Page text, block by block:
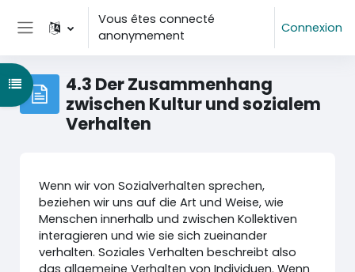
Passer au contenu principal
Panneau latéral
Vous êtes connecté
anonymement
Connexion
4.3 Der Zusammenhang
zwischen Kultur und sozialem
Verhalten
Ouvrir l’index du cours
Wenn wir von Sozialverhalten sprechen,
beziehen wir uns auf die Art und Weise, wie
Menschen innerhalb und zwischen Kollektiven
interagieren und wie sie sich zueinander
verhalten. Soziales Verhalten beschreibt also
das allgemeine Verhalten von Individuen. Wenn